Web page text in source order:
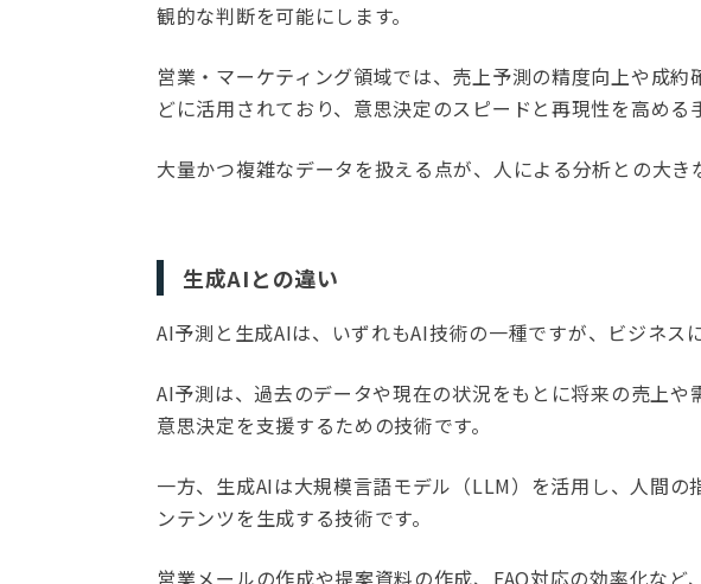
観的な判断を可能にします。
営業・マーケティング領域では、売上予測の精度向上や成
どに活用されており、意思決定のスピードと再現性を高める
大量かつ複雑なデータを扱える点が、人による分析との大き
生成AIとの違い
AI予測と生成AIは、いずれもAI技術の一種ですが、ビジネス
AI予測は、過去のデータや現在の状況をもとに将来の売上や
意思決定を支援するための技術です。
一方、生成AIは大規模言語モデル（LLM）を活用し、人間
ンテンツを生成する技術です。
営業メールの作成や提案資料の作成、FAQ対応の効率化など